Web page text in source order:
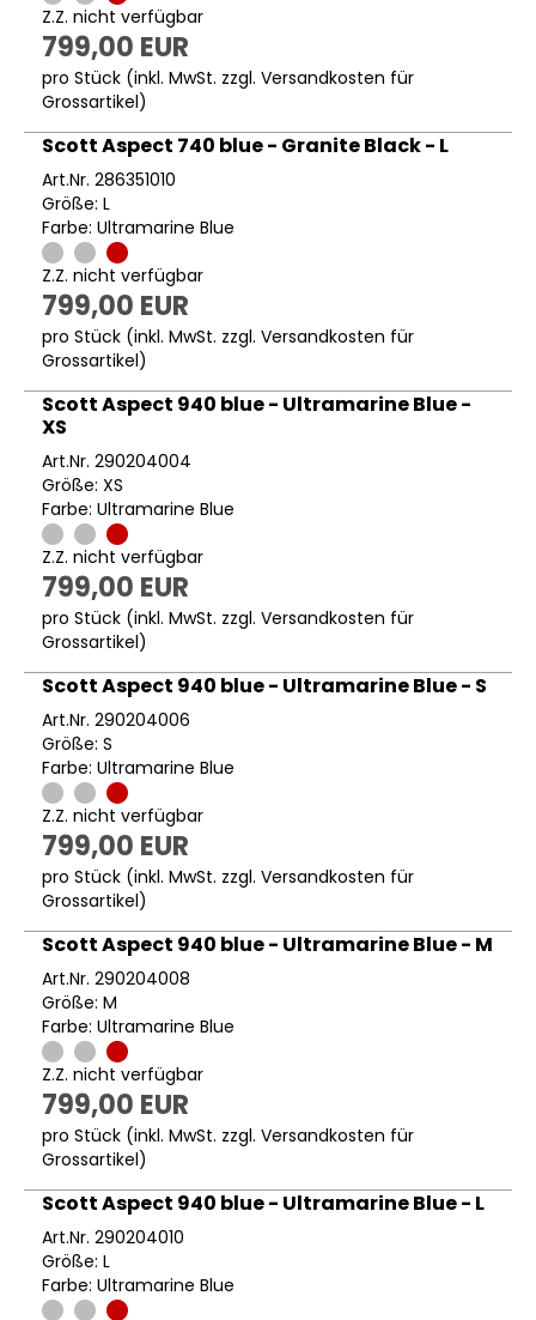
Z.Z. nicht verfügbar
799,00 EUR
pro Stück (inkl. MwSt. zzgl. Versandkosten für
Grossartikel)
Scott Aspect 740 blue - Granite Black - L
Art.Nr. 286351010
Größe: L
Farbe: Ultramarine Blue
Z.Z. nicht verfügbar
799,00 EUR
pro Stück (inkl. MwSt. zzgl. Versandkosten für
Grossartikel)
Scott Aspect 940 blue - Ultramarine Blue -
XS
Art.Nr. 290204004
Größe: XS
Farbe: Ultramarine Blue
Z.Z. nicht verfügbar
799,00 EUR
pro Stück (inkl. MwSt. zzgl. Versandkosten für
Grossartikel)
Scott Aspect 940 blue - Ultramarine Blue - S
Art.Nr. 290204006
Größe: S
Farbe: Ultramarine Blue
Z.Z. nicht verfügbar
799,00 EUR
pro Stück (inkl. MwSt. zzgl. Versandkosten für
Grossartikel)
Scott Aspect 940 blue - Ultramarine Blue - M
Art.Nr. 290204008
Größe: M
Farbe: Ultramarine Blue
Z.Z. nicht verfügbar
799,00 EUR
pro Stück (inkl. MwSt. zzgl. Versandkosten für
Grossartikel)
Scott Aspect 940 blue - Ultramarine Blue - L
Art.Nr. 290204010
Größe: L
Farbe: Ultramarine Blue